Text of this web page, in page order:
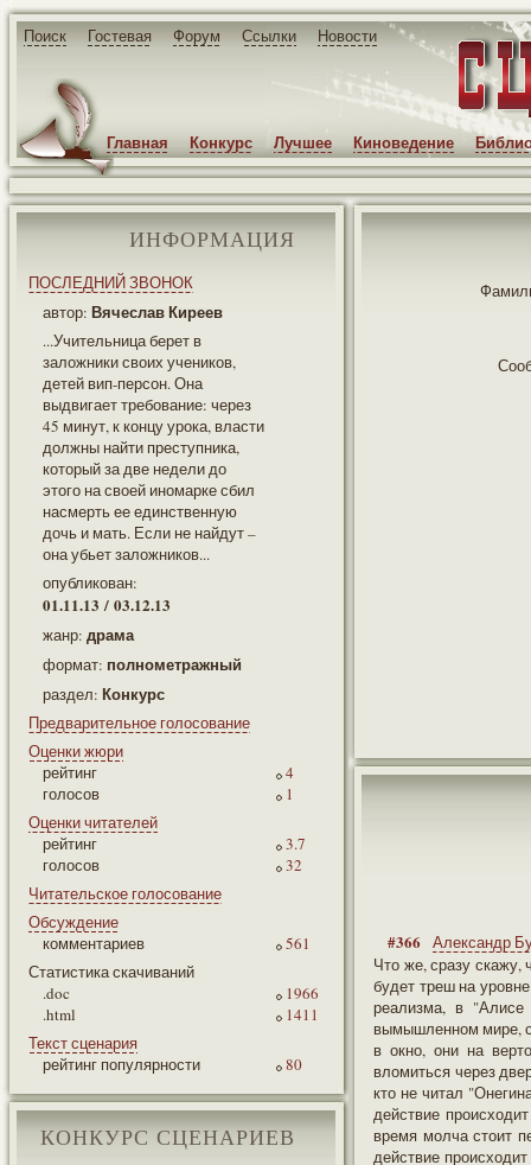
Поиск Гостевая Форум Ссылки Новости
Главная Конкурс Лучшее Киноведение
ИНФОРМАЦИЯ
ПОСЛЕДНИЙ ЗВОНОК
автор: Вячеслав Киреев
...Учительница берет в
заложники своих учеников,
детей вип-персон. Она
выдвигает требование: через
45 минут, к концу урока, власти
должны найти преступника,
который за две недели до
этого на своей иномарке сбил
насмерть ее единственную
дочь и мать. Если не найдут –
она убьет заложников...
опубликован:
01.11.13 / 03.12.13
жанр: драма
формат: полнометражный
раздел: Конкурс
Предварительное голосование
Оценки жюри
рейтинг
4
голосов
1
Оценки читателей
рейтинг
3.7
голосов
32
Читательское голосование
Обсуждение
комментариев
561
Статистика скачиваний
.doc
1966
.html
1411
Текст сценария
рейтинг популярности
80
КОНКУРС СЦЕНАРИЕВ
#366
Александр
Что же, сразу скажу,
будет треш на
реализма, в "Алисе
вымышленном мире, с
в окно, они на
вломиться через
кто не читал
действие
время молча стоит
действие